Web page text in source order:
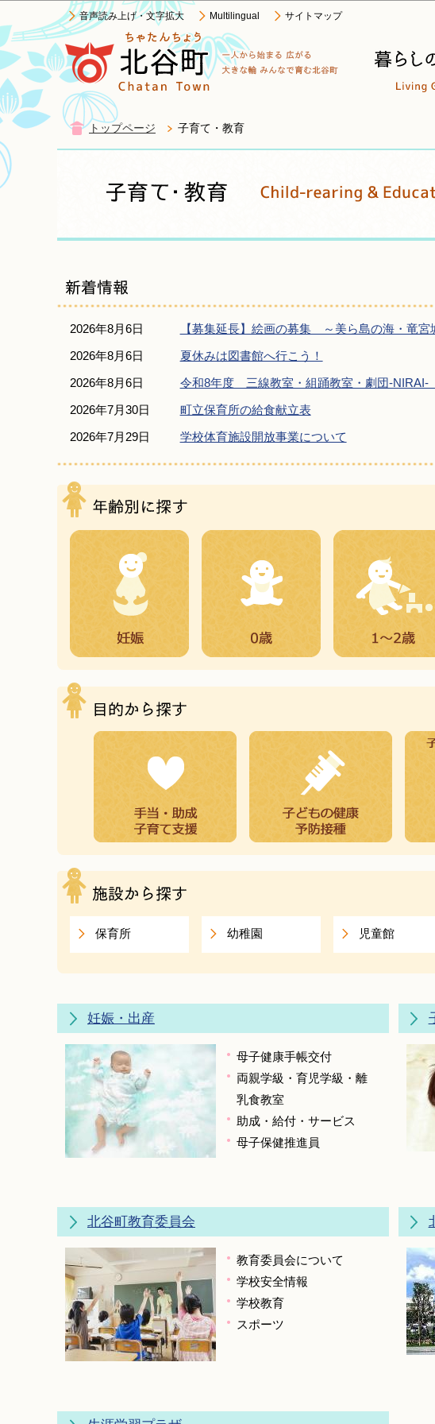
音声読み上げ・文字拡大 Multilingual サイトマップ
トップページ 子育て・教育
2026年8月6日 【募集延長】絵画の募集 ～美ら島の海・竜宮
2026年8月6日 夏休みは図書館へ行こう！
2026年8月6日 令和8年度 三線教室・組踊教室・劇団-NIRAI-
2026年7月30日 町立保育所の給食献立表
2026年7月29日 学校体育施設開放事業について
保育所 幼稚園 児童館
妊娠・出産
母子健康手帳交付
両親学級・育児学級・離
乳食教室
助成・給付・サービス
母子保健推進員
北谷町教育委員会
教育委員会について
学校安全情報
学校教育
スポーツ